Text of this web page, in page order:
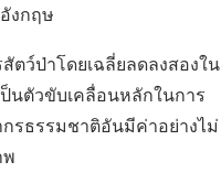
งกฤษ
ตว์ป่าโดยเฉลี่ยลดลงสองใน
นตัวขับเคลื่อนหลักในการ
รธรรมชาติอันมีค่าอย่างไม่